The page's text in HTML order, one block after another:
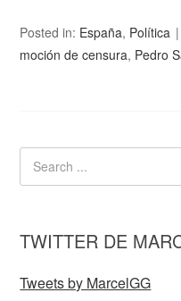
Posted in: España, Política
moción de censura, Pedro
TWITTER DE
Tweets by MarcelGG